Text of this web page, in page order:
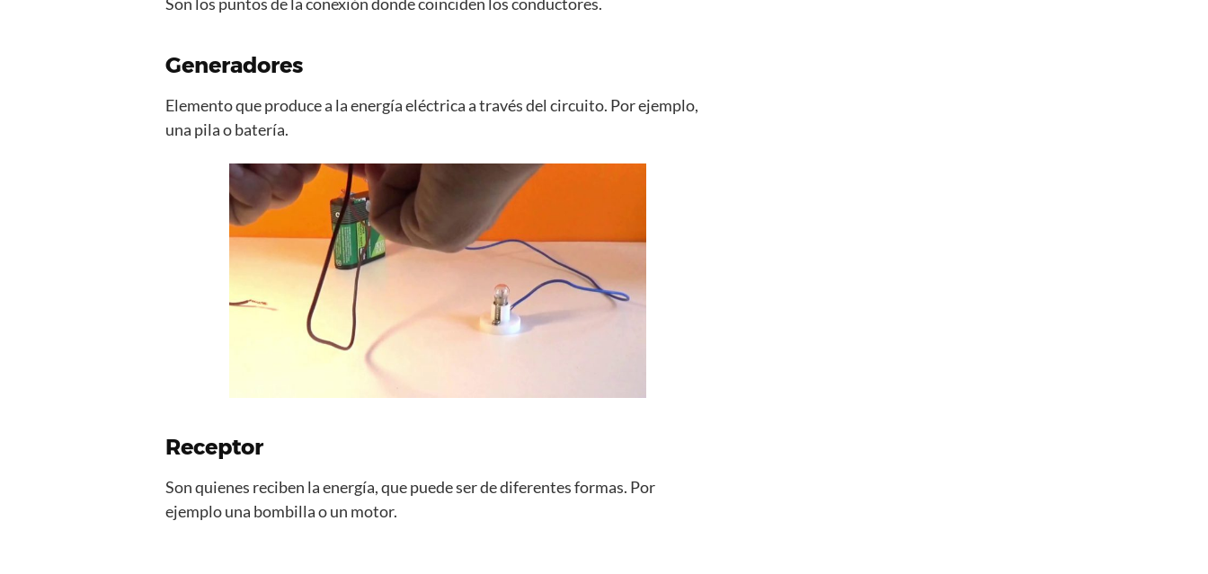
Generadores
Elemento que produce a la energía eléctrica a través del circuito. Por ejemplo,
una pila o batería.
Receptor
Son quienes reciben la energía, que puede ser de diferentes formas. Por
ejemplo una bombilla o un motor.